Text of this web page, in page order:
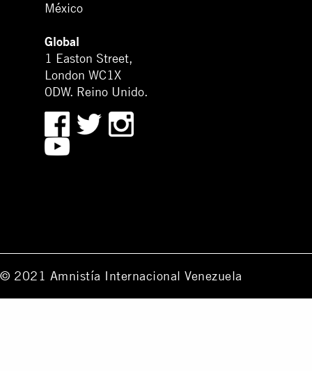
México
Global
1 Easton Street,
London WC1X
0DW. Reino Unido.
© 2021 Amnistía Internacional Venezuela